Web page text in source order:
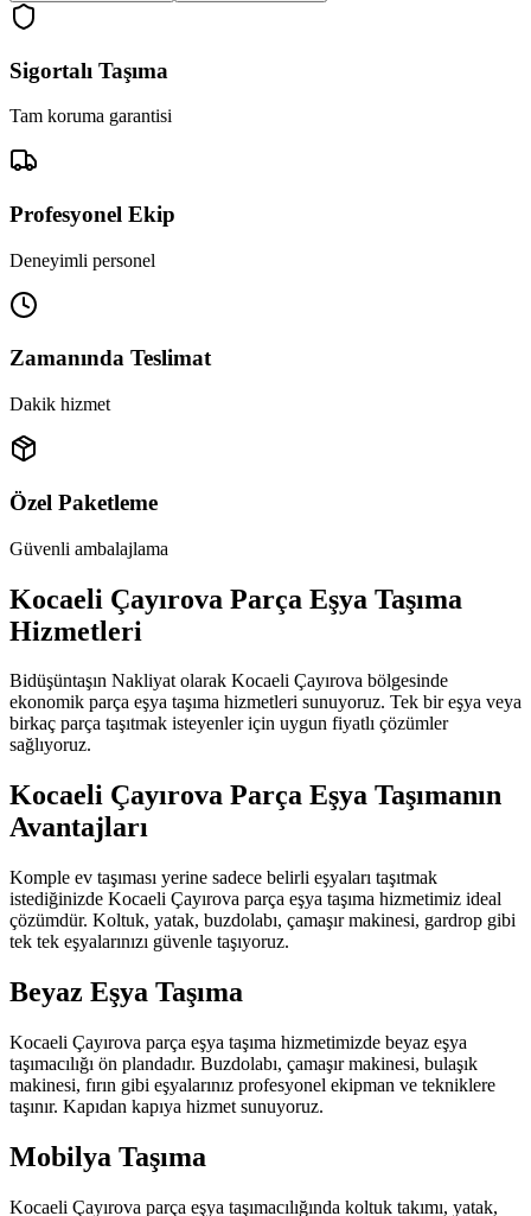
Sigortalı Taşıma
Tam koruma garantisi
Profesyonel Ekip
Deneyimli personel
Zamanında Teslimat
Dakik hizmet
Özel Paketleme
Güvenli ambalajlama
Kocaeli Çayırova Parça Eşya Taşıma
Hizmetleri
Bidüşüntaşın Nakliyat olarak Kocaeli Çayırova bölgesinde
ekonomik parça eşya taşıma hizmetleri sunuyoruz. Tek bir eşya veya
birkaç parça taşıtmak isteyenler için uygun fiyatlı çözümler
sağlıyoruz.
Kocaeli Çayırova Parça Eşya Taşımanın
Avantajları
Komple ev taşıması yerine sadece belirli eşyaları taşıtmak
istediğinizde Kocaeli Çayırova parça eşya taşıma hizmetimiz ideal
çözümdür. Koltuk, yatak, buzdolabı, çamaşır makinesi, gardrop gibi
tek tek eşyalarınızı güvenle taşıyoruz.
Beyaz Eşya Taşıma
Kocaeli Çayırova parça eşya taşıma hizmetimizde beyaz eşya
taşımacılığı ön plandadır. Buzdolabı, çamaşır makinesi, bulaşık
makinesi, fırın gibi eşyalarınız profesyonel ekipman ve tekniklere
taşınır. Kapıdan kapıya hizmet sunuyoruz.
Mobilya Taşıma
Kocaeli Çayırova parça eşya taşımacılığında koltuk takımı, yatak,